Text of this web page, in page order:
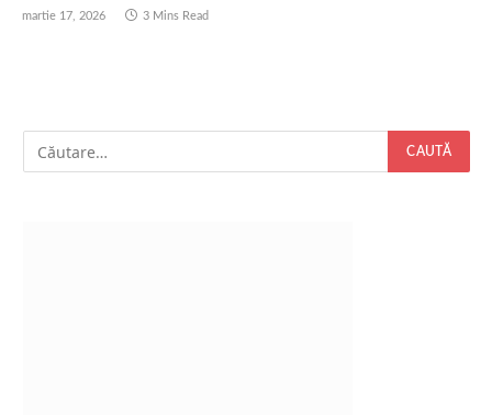
martie 17, 2026 3 Mins Read